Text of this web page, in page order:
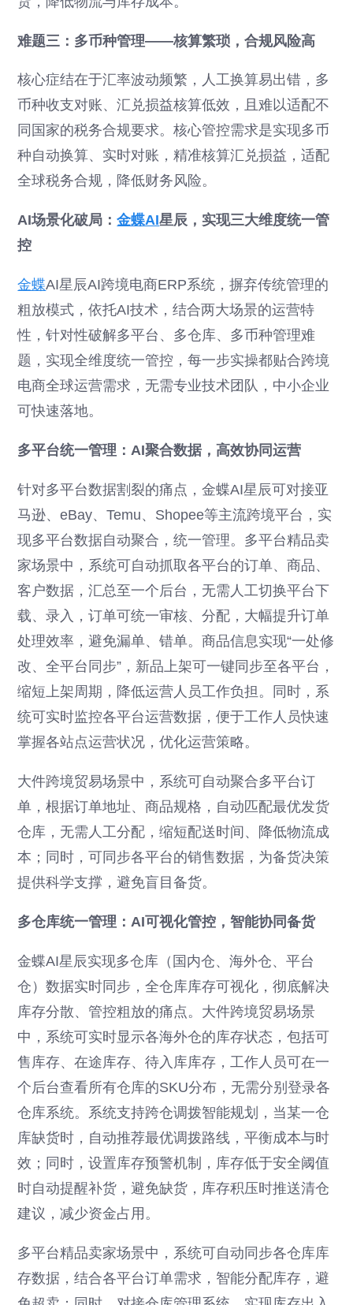
难题三：多币种管理——核算繁琐，合规风险高
核心症结在于汇率波动频繁，人工换算易出错，多
币种收支对账、汇兑损益核算低效，且难以适配不
同国家的税务合规要求。核心管控需求是实现多币
种自动换算、实时对账，精准核算汇兑损益，适配
全球税务合规，降低财务风险。
AI场景化破局：金蝶AI星辰，实现三大维度统一管
控
金蝶AI星辰AI跨境电商ERP系统，摒弃传统管理的
粗放模式，依托AI技术，结合两大场景的运营特
性，针对性破解多平台、多仓库、多币种管理难
题，实现全维度统一管控，每一步实操都贴合跨境
电商全球运营需求，无需专业技术团队，中小企业
可快速落地。
多平台统一管理：AI聚合数据，高效协同运营
针对多平台数据割裂的痛点，金蝶AI星辰可对接亚
马逊、eBay、Temu、Shopee等主流跨境平台，实
现多平台数据自动聚合，统一管理。多平台精品卖
家场景中，系统可自动抓取各平台的订单、商品、
客户数据，汇总至一个后台，无需人工切换平台下
载、录入，订单可统一审核、分配，大幅提升订单
处理效率，避免漏单、错单。商品信息实现“一处修
改、全平台同步”，新品上架可一键同步至各平台，
缩短上架周期，降低运营人员工作负担。同时，系
统可实时监控各平台运营数据，便于工作人员快速
掌握各站点运营状况，优化运营策略。
大件跨境贸易场景中，系统可自动聚合多平台订
单，根据订单地址、商品规格，自动匹配最优发货
仓库，无需人工分配，缩短配送时间、降低物流成
本；同时，可同步各平台的销售数据，为备货决策
提供科学支撑，避免盲目备货。
多仓库统一管理：AI可视化管控，智能协同备货
金蝶AI星辰实现多仓库（国内仓、海外仓、平台
仓）数据实时同步，全仓库库存可视化，彻底解决
库存分散、管控粗放的痛点。大件跨境贸易场景
中，系统可实时显示各海外仓的库存状态，包括可
售库存、在途库存、待入库库存，工作人员可在一
个后台查看所有仓库的SKU分布，无需分别登录各
仓库系统。系统支持跨仓调拨智能规划，当某一仓
库缺货时，自动推荐最优调拨路线，平衡成本与时
效；同时，设置库存预警机制，库存低于安全阈值
时自动提醒补货，避免缺货，库存积压时推送清仓
建议，减少资金占用。
多平台精品卖家场景中，系统可自动同步各仓库库
存数据，结合各平台订单需求，智能分配库存，避